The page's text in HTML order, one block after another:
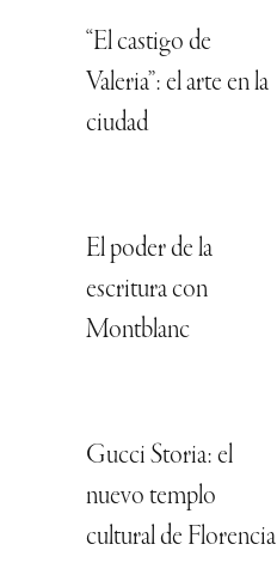
“El castigo de
Valeria”: el arte en la
ciudad
El poder de la
escritura con
Montblanc
Gucci Storia: el
nuevo templo
cultural de Florencia